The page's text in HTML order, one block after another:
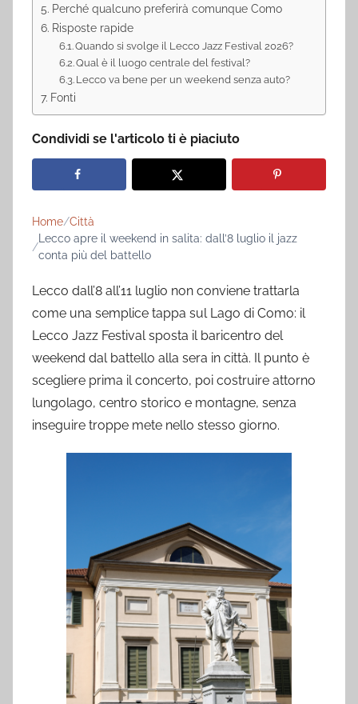
Perché qualcuno preferirà comunque Como
Risposte rapide
Quando si svolge il Lecco Jazz Festival 2026?
Qual è il luogo centrale del festival?
Lecco va bene per un weekend senza auto?
Fonti
Condividi se l'articolo ti è piaciuto
Home Città
Lecco apre il weekend in salita: dall’8 luglio il jazz
conta più del battello
Lecco dall’8 all’11 luglio non conviene trattarla
come una semplice tappa sul Lago di Como: il
Lecco Jazz Festival sposta il baricentro del
weekend dal battello alla sera in città. Il punto è
scegliere prima il concerto, poi costruire attorno
lungolago, centro storico e montagne, senza
inseguire troppe mete nello stesso giorno.